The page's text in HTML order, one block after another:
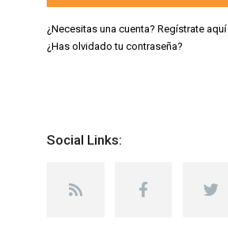
¿Necesitas una cuenta? Regístrate aquí
¿Has olvidado tu contraseña?
Social Links: